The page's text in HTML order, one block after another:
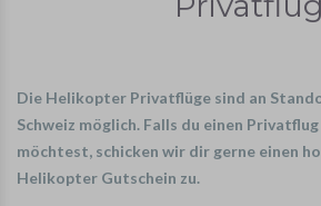
Die Helikopter Privatflüge sind an
Schweiz möglich. Falls du einen
möchtest, schicken wir dir gerne einen
Helikopter Gutschein zu.